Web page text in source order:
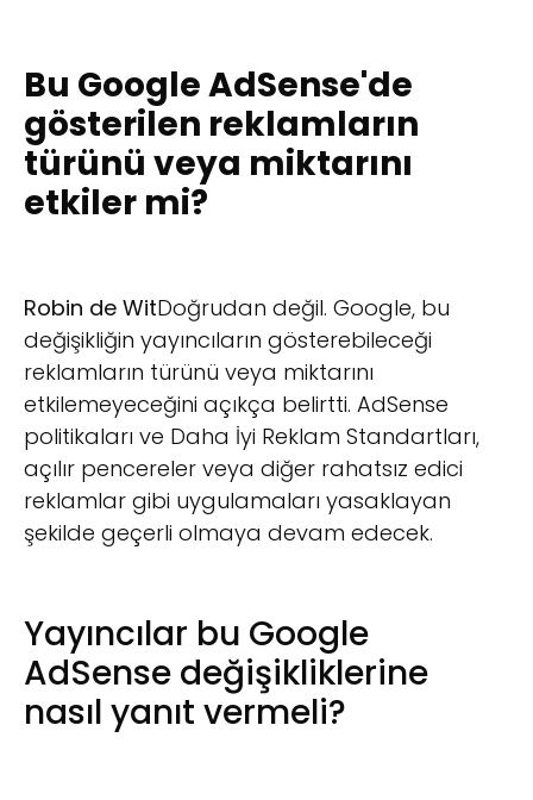
Bu Google AdSense'de
gösterilen reklamların
türünü veya miktarını
etkiler mi?
Robin de WitDoğrudan değil. Google, bu
değişikliğin yayıncıların gösterebileceği
reklamların türünü veya miktarını
etkilemeyeceğini açıkça belirtti. AdSense
politikaları ve Daha İyi Reklam Standartları,
açılır pencereler veya diğer rahatsız edici
reklamlar gibi uygulamaları yasaklayan
şekilde geçerli olmaya devam edecek.
Yayıncılar bu Google
AdSense değişikliklerine
nasıl yanıt vermeli?